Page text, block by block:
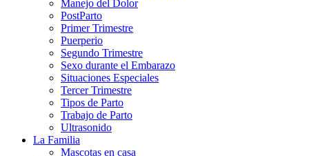
Manejo del Dolor
PostParto
Primer Trimestre
Puerperio
Segundo Trimestre
Sexo durante el Embarazo
Situaciones Especiales
Tercer Trimestre
Tipos de Parto
Trabajo de Parto
Ultrasonido
La Familia
Mascotas en casa